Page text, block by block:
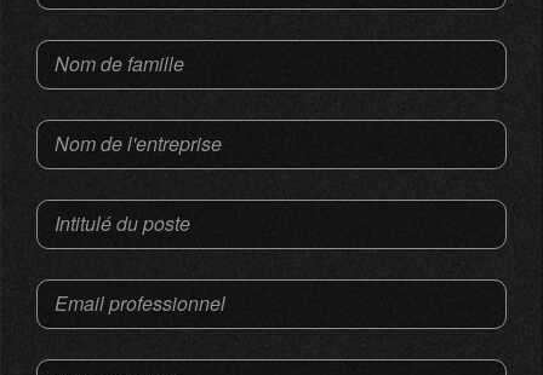
Nom de famille
Nom de l'entreprise
Intitulé du poste
Email professionnel